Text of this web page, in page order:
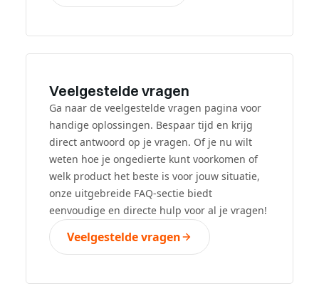
Veelgestelde vragen
Ga naar de veelgestelde vragen pagina voor
handige oplossingen. Bespaar tijd en krijg
direct antwoord op je vragen. Of je nu wilt
weten hoe je ongedierte kunt voorkomen of
welk product het beste is voor jouw situatie,
onze uitgebreide FAQ-sectie biedt
eenvoudige en directe hulp voor al je vragen!
Veelgestelde vragen